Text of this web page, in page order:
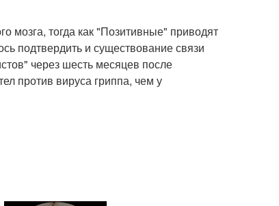
мозга, тогда как "Позитивные" приводят
подтвердить и существование связи
через шесть месяцев после
против вируса гриппа, чем у